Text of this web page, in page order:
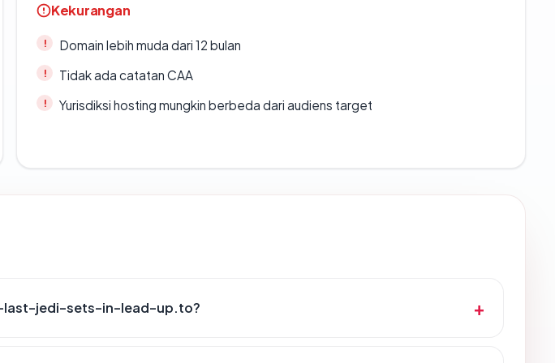
Kekurangan
Domain lebih muda dari 12 bulan
Tidak ada catatan CAA
Yurisdiksi hosting mungkin berbeda dari audiens target
last-jedi-sets-in-lead-up.to?